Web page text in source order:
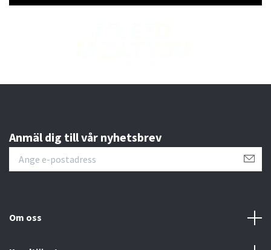
Anmäl dig till vår nyhetsbrev
Om oss